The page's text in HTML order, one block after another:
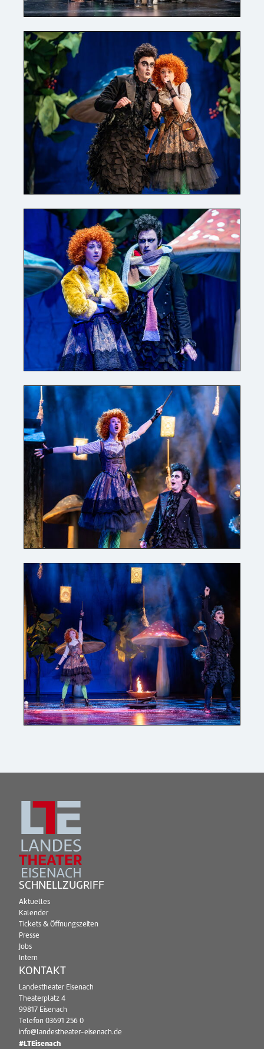
SCHNELLZUGRIFF
Aktuelles
Kalender
Tickets & Öffnungszeiten
Presse
Jobs
Intern
KONTAKT
Landestheater Eisenach
Theaterplatz 4
99817 Eisenach
Telefon 03691 256 0
info@landestheater-eisenach.de
#LTEisenach